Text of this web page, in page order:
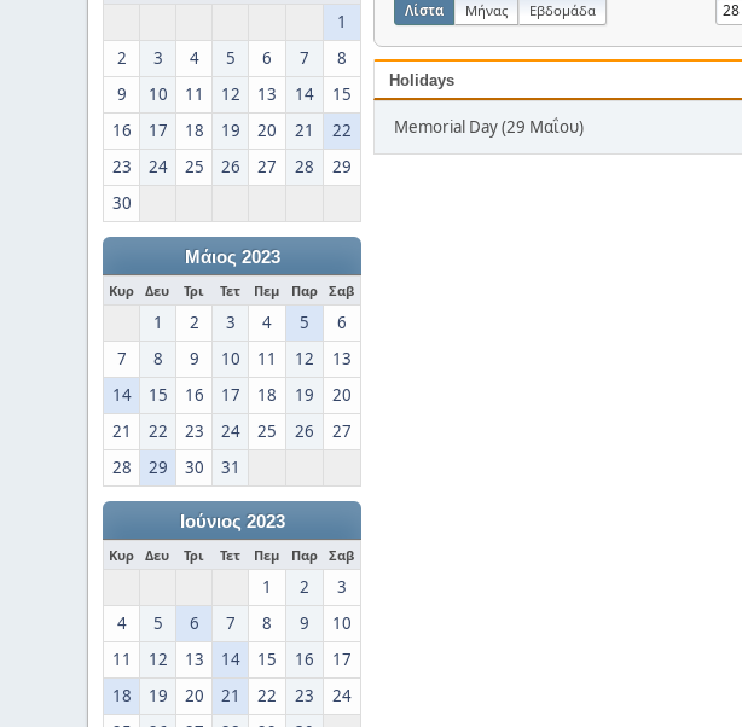
1
2
3 4 5 6 7
8
9
10 11 12 13 14
15
16
17 18 19 20 21
22
23
24 25 26 27 28
29
30
Μάιος 2023
Κυρ Δευ Τρι Τετ Πεμ Παρ Σαβ
1 2 3 4 5
6
7
8 9 10 11 12
13
14
15 16 17 18 19
20
21
22 23 24 25 26
27
28
29 30 31
Ιούνιος 2023
Κυρ Δευ Τρι Τετ Πεμ Παρ Σαβ
1 2
3
4
5 6 7 8 9
10
11
12 13 14 15 16
17
18
19 20 21 22 23
24
Λίστα Μήνας Εβδομάδα
Holidays
Memorial Day (29 Μαΐου)